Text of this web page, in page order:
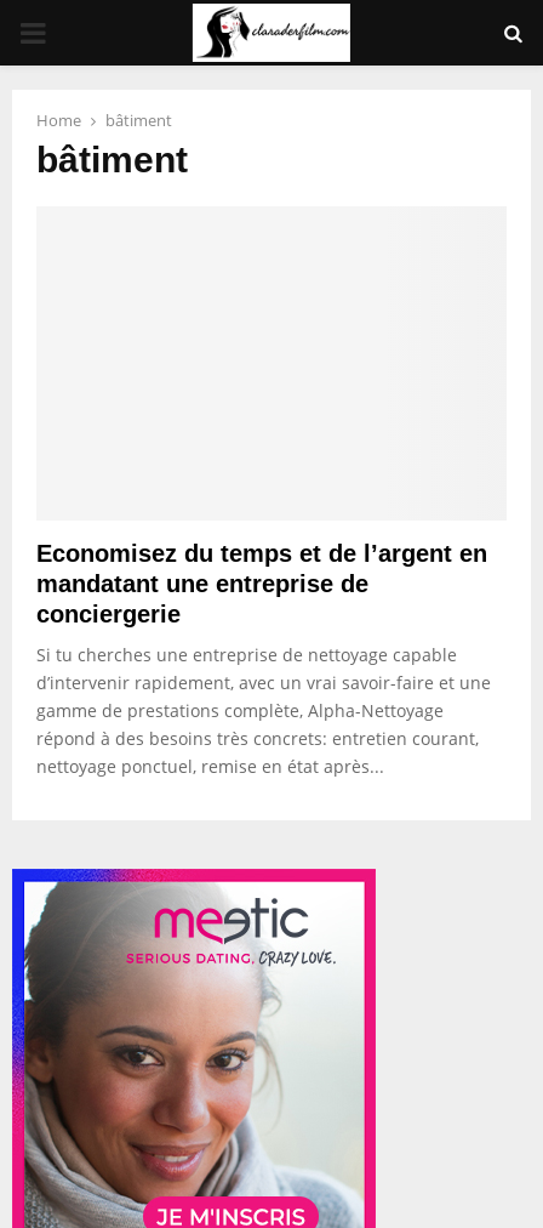
PRIMARY
Home bâtiment
bâtiment
Economisez du temps et de l’argent en
mandatant une entreprise de
conciergerie
Si tu cherches une entreprise de nettoyage capable
d’intervenir rapidement, avec un vrai savoir-faire et une
gamme de prestations complète, Alpha-Nettoyage
répond à des besoins très concrets: entretien courant,
nettoyage ponctuel, remise en état après...